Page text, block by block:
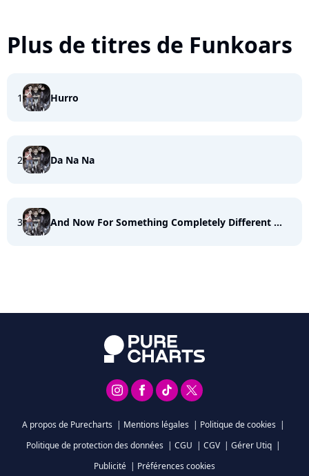
Plus de titres de Funkoars
1 Hurro
2 Da Na Na
3 And Now For Something Completely Different …
A propos de Purecharts | Mentions légales | Politique de cookies |
Politique de protection des données | CGU | CGV | Gérer Utiq |
Publicité | Préférences cookies